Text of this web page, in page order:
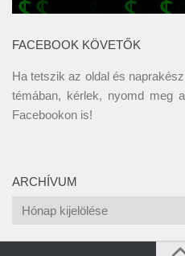
FACEBOOK KÖVETŐK
Ha tetszik az oldal és
témában, kérlek, nyomd meg
Facebookon is!
ARCHÍVUM
Archívum